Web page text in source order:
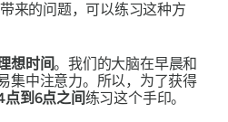
来的问题，可以练习这种方
想时间。我们的大脑在早晨和
集中注意力。所以，为了获得
点到6点之间练习这个手印。